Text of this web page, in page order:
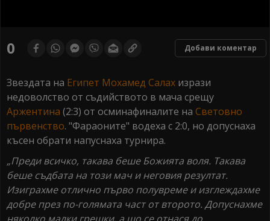
of0 Добави коментар
Звездата на Египет Мохамед Салах изрази
недоволство от съдийството в мача срещу
Аржентина (2:3) от осминафиналите на Световно
първенство. "Фараоните" водеха с 2:0, но допуснаха
късен обрати напуснаха турнира.
„Преди всичко, такава беше Божията воля. Такава
беше съдбата на този мач и неговия резултат.
Изиграхме отлично първо полувреме и изглеждахме
добре през по-голямата част от второто. Допуснахме